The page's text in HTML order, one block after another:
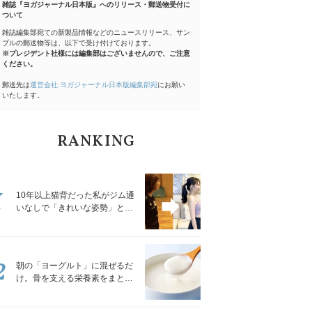
雑誌『ヨガジャーナル日本版』へのリリース・郵送物受付に
ついて
雑誌編集部宛ての新製品情報などのニュースリリース、サン
プルの郵送物等は、以下で受け付けております。
※プレジデント社様には編集部はございませんので、ご注意
ください。
郵送先は運営会社:ヨガジャーナル日本版編集部宛にお願い
いたします。
RANKING
10年以上猫背だった私がジム通
いなしで「きれいな姿勢」と褒
朝の「ヨーグルト」に混ぜるだ
け。骨を支える栄養素をまとめ